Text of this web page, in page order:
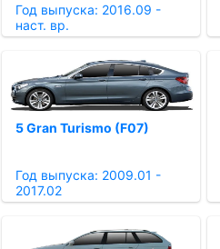
Год выпуска: 2016.09 -
наст. вр.
5 Gran Turismo (F07)
Год выпуска: 2009.01 -
2017.02